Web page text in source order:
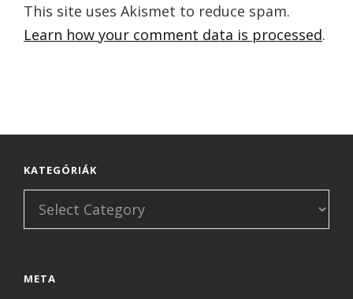
This site uses Akismet to reduce spam.
Learn how your comment data is processed.
KATEGÓRIÁK
Kategóriák
META